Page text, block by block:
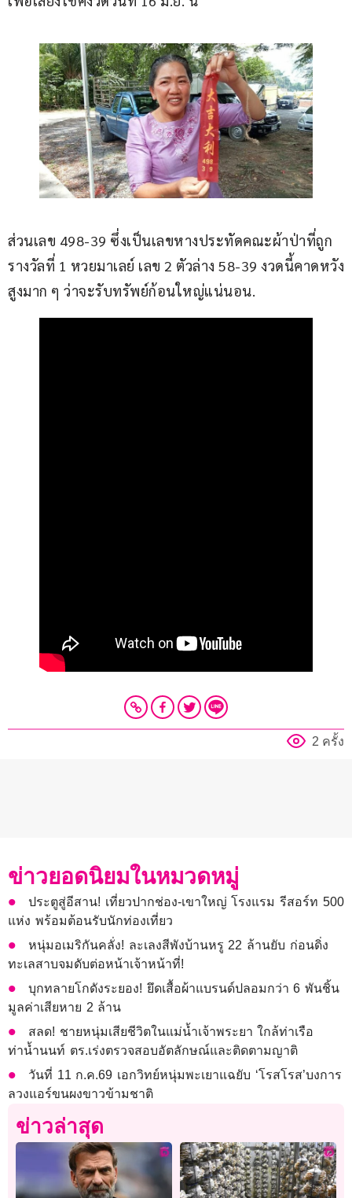
ส่วนเลข 498-39 ซึ่งเป็นเลขหางประทัดคณะผ้าป่าที่ถูก
รางวัลที่ 1 หวยมาเลย์ เลข 2 ตัวล่าง 58-39 งวดนี้คาดหวัง
สูงมาก ๆ ว่าจะรับทรัพย์ก้อนใหญ่แน่นอน.
2 ครั้ง
ข่าวยอดนิยมในหมวดหมู่
ประตูสู่อีสาน! เที่ยวปากช่อง-เขาใหญ่ โรงแรม รีสอร์ท 500
แห่ง พร้อมต้อนรับนักท่องเที่ยว
หนุ่มอเมริกันคลั่ง! ละเลงสีพังบ้านหรู 22 ล้านยับ ก่อนดิ่ง
ทะเลสาบจมดับต่อหน้าเจ้าหน้าที่!
บุกทลายโกดังระยอง! ยึดเสื้อผ้าแบรนด์ปลอมกว่า 6 พันชิ้น
มูลค่าเสียหาย 2 ล้าน
สลด! ชายหนุ่มเสียชีวิตในแม่น้ำเจ้าพระยา ใกล้ท่าเรือ
ท่าน้ำนนท์ ตร.เร่งตรวจสอบอัตลักษณ์และติดตามญาติ
วันที่ 11 ก.ค.69 เอกวิทย์หนุ่มพะเยาแฉยับ ‘โรสโรส’บงการ
ลวงแอร์ขนผงขาวข้ามชาติ
ข่าวล่าสุด